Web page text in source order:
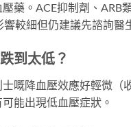
藥。ACE抑制劑、ARB
較細但仍建議先諮詢醫
到太低？
嘅降血壓效應好輕微（
能出現低血壓症狀。